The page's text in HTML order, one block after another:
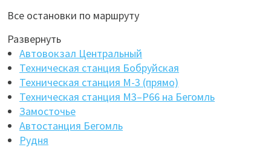
Все остановки по маршруту
Развернуть
Автовокзал Центральный
Техническая станция Бобруйская
Техническая станция М-3 (прямо)
Техническая станция М3–Р66 на Бегомль
Замосточье
Автостанция Бегомль
Рудня